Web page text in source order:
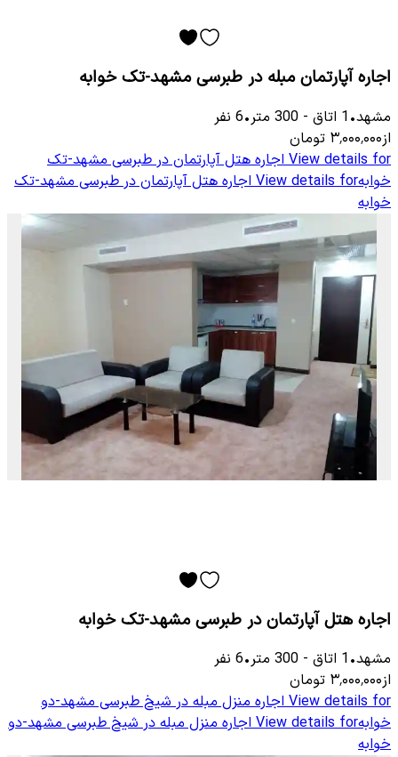
اجاره آپارتمان مبله در طبرسی مشهد-تک خوابه
مشهد•
1 اتاق -
300 متر•
6 نفر
از۳٬۰۰۰٬۰۰۰ تومان
View details for اجاره هتل آپارتمان در طبرسی مشهد-تک
خوابهView details for اجاره هتل آپارتمان در طبرسی مشهد-تک
خوابه
اجاره هتل آپارتمان در طبرسی مشهد-تک خوابه
مشهد•
1 اتاق -
300 متر•
6 نفر
از۳٬۰۰۰٬۰۰۰ تومان
View details for اجاره منزل مبله در شیخ طبرسی مشهد-دو
خوابهView details for اجاره منزل مبله در شیخ طبرسی مشهد-دو
خوابه